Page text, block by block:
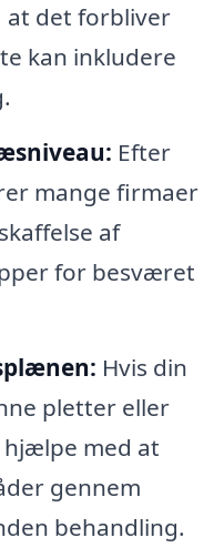
det forbliver
kan inkludere
Efter
mange firmaer
af
for besværet
Hvis din
pletter eller
hjælpe med at
gennem
behandling.